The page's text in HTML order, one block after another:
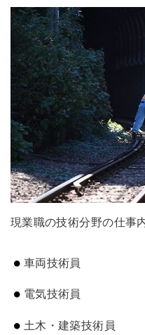
現業職の技術分野の仕事
車両技術員
電気技術員
土木・建築技術員